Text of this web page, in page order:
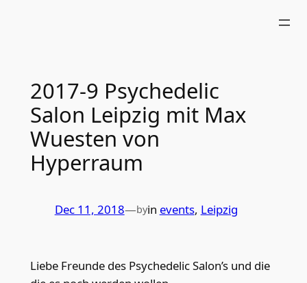
2017-9 Psychedelic
Salon Leipzig mit Max
Wuesten von
Hyperraum
Dec 11, 2018—byin events, Leipzig
Liebe Freunde des Psychedelic Salon’s und die